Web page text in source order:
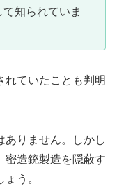
知られていま
れていたことも判明
ありません。しかし
密造銃製造を隠蔽す
う。